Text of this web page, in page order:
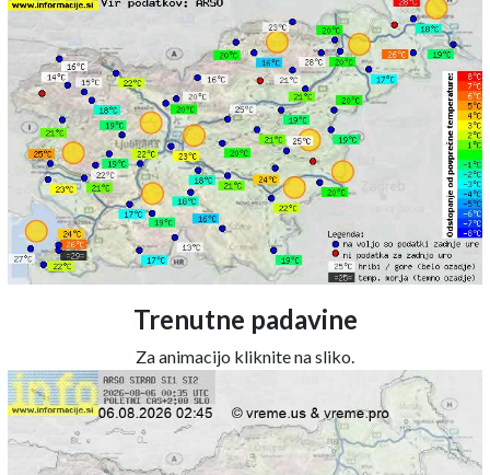
Trenutne padavine
Za animacijo kliknite na sliko.